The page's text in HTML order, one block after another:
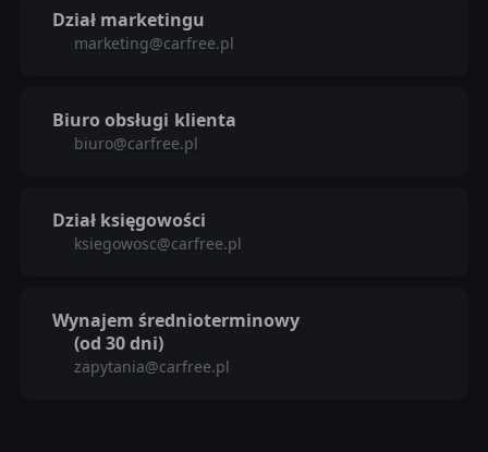
Dział marketingu
marketing@carfree.pl
Biuro obsługi klienta
biuro@carfree.pl
Dział księgowości
ksiegowosc@carfree.pl
Wynajem średnioterminowy
(od 30 dni)
zapytania@carfree.pl